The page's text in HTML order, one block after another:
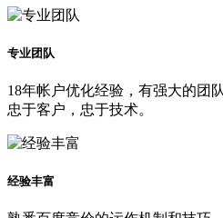
专业团队
18年帐户优化经验，有强大的团
忠于客户，忠于技术。
经验丰富